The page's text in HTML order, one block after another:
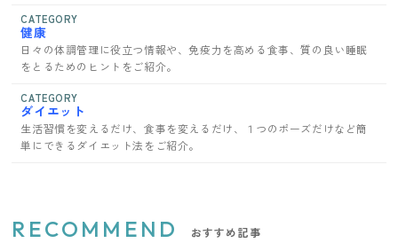
CATEGORY
健康
日々の体調管理に役立つ情報や、免疫力を高める食事、質の良い睡眠
をとるためのヒントをご紹介。
CATEGORY
ダイエット
生活習慣を変えるだけ、食事を変えるだけ、１つのポーズだけなど簡
単にできるダイエット法をご紹介。
RECOMMEND おすすめ記事